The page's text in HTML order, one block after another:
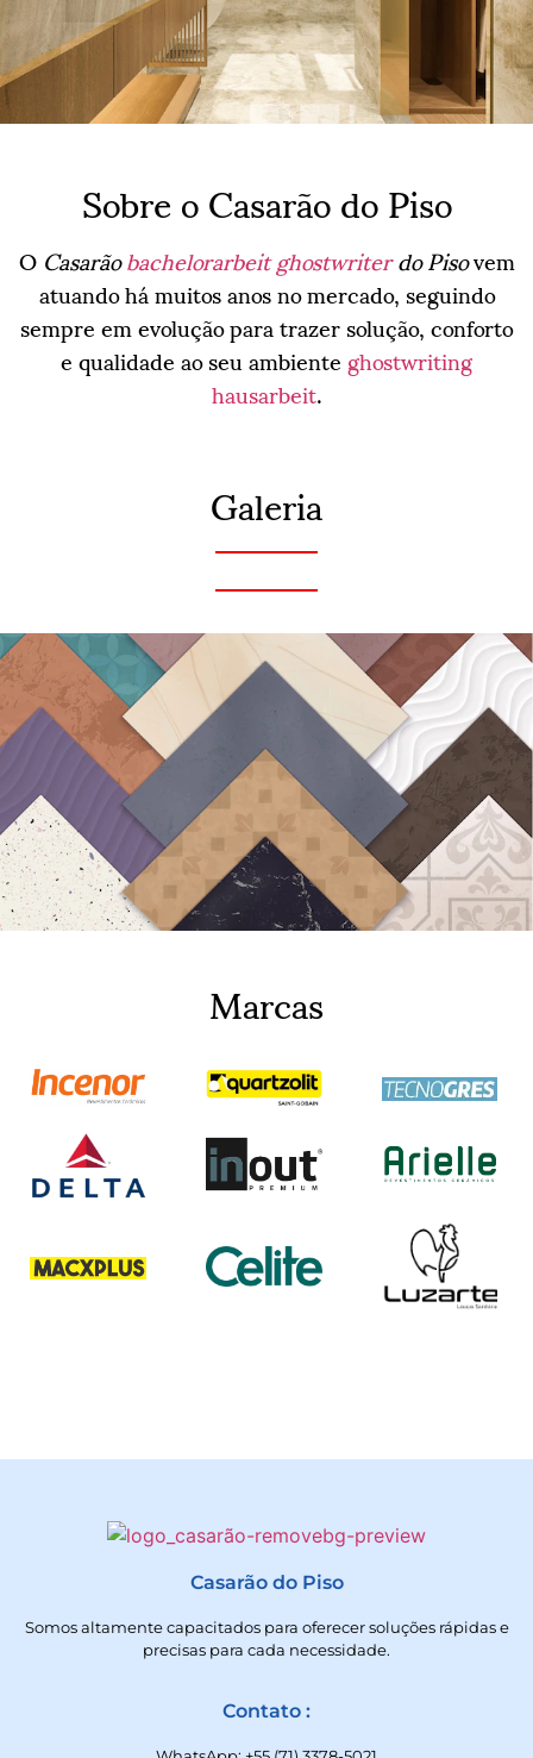
Sobre o Casarão do Piso
OCasarãobachelorarbeit ghostwriterdo Pisovem
atuando há muitos anos no mercado, seguindo
sempre em evolução para trazer solução, conforto
e qualidade ao seu ambienteghostwriting
hausarbeit.
Galeria
Marcas
Casarão do Piso
Somos altamente capacitados para oferecer soluções rápidas e
precisas para cada necessidade.
Contato :